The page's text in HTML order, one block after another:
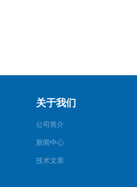
关于我们
公司简介
新闻中心
技术文章